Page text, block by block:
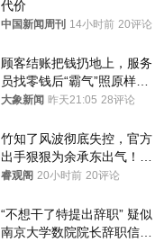
代价
中国新闻周刊 14小时前 20评论
顾客结账把钱扔地上，服务
员找零钱后“霸气”照原样扔
回去
大象新闻 昨天21:05 28评论
竹知了风波彻底失控，官方
出手狠狠为余承东出气！雷
军果然没说错
睿观阁 20小时前 20评论
“不想干了特提出辞职” 疑似
南京大学数院院长辞职信流